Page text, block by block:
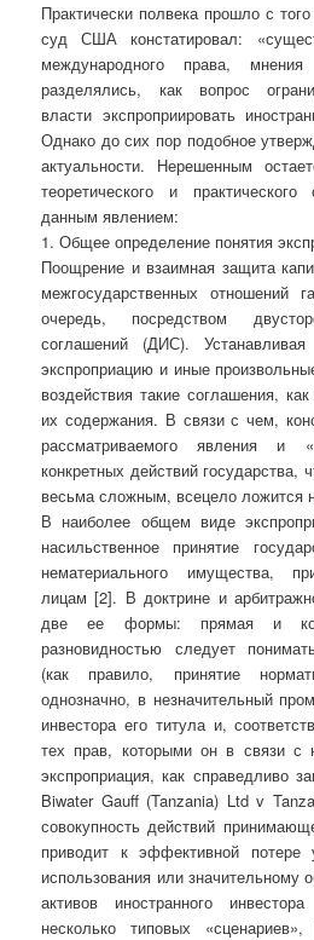
Практически полвека прошло с
суд США констатировал:
международного права,
разделялись, как вопрос
власти экспроприировать
Однако до сих пор подобное
актуальности. Нерешенным
теоретического и
данным явлением:
1. Общее определение понятия
Поощрение и взаимная защита
межгосударственных отношений
очередь, посредством
соглашений (ДИС).
экспроприацию и иные
воздействия такие соглашения,
их содержания. В связи с чем,
рассматриваемого явления и
конкретных действий государства,
весьма сложным, всецело ложится
В наиболее общем виде
насильственное принятие
нематериального имущества,
лицам [2]. В доктрине и
две ее формы: прямая и
разновидностью следует
(как правило, принятие
однозначно, в незначительный
инвестора его титула и,
тех прав, которыми он в связи с
экспроприация, как справедливо
Biwater Gauff (Tanzania) Ltd v
совокупность действий
приводит к эффективной потере
использования или значительному
активов иностранного
несколько типовых